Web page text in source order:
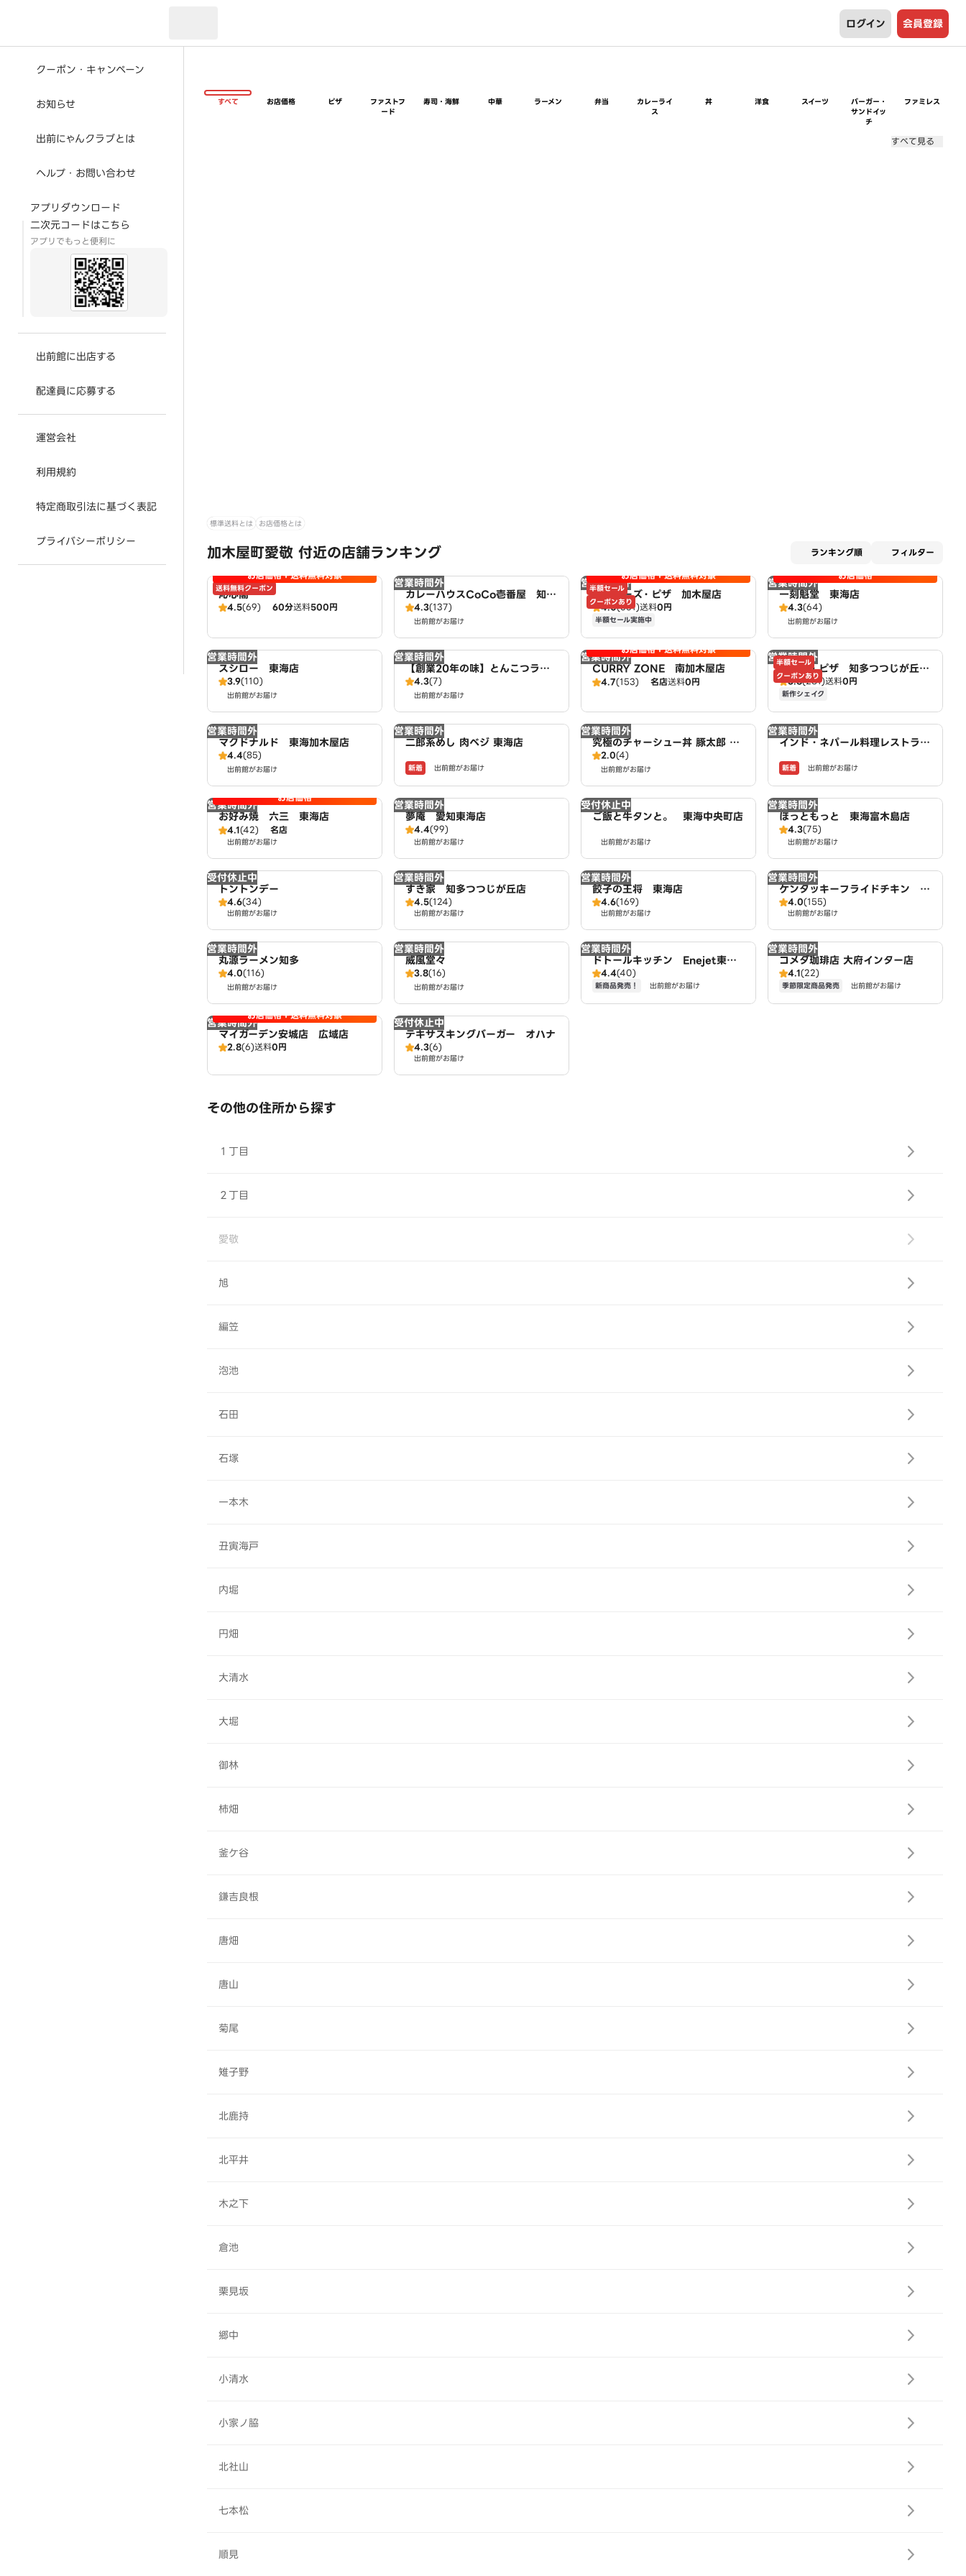
ログイン 会員登録
クーポン・キャンペーン
お知らせ
出前にゃんクラブとは
ヘルプ・お問い合わせ
アプリダウンロード
二次元コードはこちら
アプリでもっと便利に
出前館に出店する
配達員に応募する
運営会社
利用規約
特定商取引法に基づく表記
プライバシーポリシー
すべて お店価格 ピザ
ファストフ
ード
寿司・海鮮 中華 ラーメン 弁当
カレーライ
ス
丼 洋食 スイーツ
バーガー・
サンドイッ
チ
ファミレス
すべて見る
標準送料とは お店価格とは
加木屋町愛敬 付近の店舗ランキング ランキング順 フィルター
送料無料クーポン
お店価格＋送料無料対象
沁心閣
4.5(69) 60分送料500円
営業時間外
カレーハウスCoCo壱番屋 知多
新知店（SD）
4.3(137)
出前館がお届け
営業時間外
半額セール
クーポンあり
お店価格＋送料無料対象
アオキーズ・ピザ 加木屋店
4.0(361)送料0円
半額セール実施中
営業時間外 お店価格
一刻魁堂 東海店
4.3(64)
出前館がお届け
営業時間外
スシロー 東海店
3.9(110)
出前館がお届け
営業時間外
【創業20年の味】とんこつラー
メン・つけ麺 麺屋たけぞう
4.3(7)
出前館がお届け
営業時間外お店価格＋送料無料対象
CURRY ZONE 南加木屋店
4.7(153) 名店送料0円
営業時間外
半額セール
クーポンあり
ドミノ・ピザ 知多つつじが丘
店 Domino's
3.8(281)送料0円
新作シェイク
営業時間外
マクドナルド 東海加木屋店
4.4(85)
出前館がお届け
営業時間外
二郎系めし 肉ベジ 東海店
新着 出前館がお届け
営業時間外
究極のチャーシュー丼 豚太郎 東
海店
2.0(4)
出前館がお届け
営業時間外
インド・ネパール料理レストラン
新着 出前館がお届け
営業時間外 お店価格
お好み焼 六三 東海店
4.1(42) 名店
出前館がお届け
営業時間外
夢庵 愛知東海店
4.4(99)
出前館がお届け
受付休止中
ご飯と牛タンと。 東海中央町店
出前館がお届け
営業時間外
ほっともっと 東海富木島店
4.3(75)
出前館がお届け
受付休止中
トントンデー
4.6(34)
出前館がお届け
営業時間外
すき家 知多つつじが丘店
4.5(124)
出前館がお届け
営業時間外
餃子の王将 東海店
4.6(169)
出前館がお届け
営業時間外
ケンタッキーフライドチキン 東
海店
4.0(155)
出前館がお届け
営業時間外
丸源ラーメン知多
4.0(116)
出前館がお届け
営業時間外
威風堂々
3.8(16)
出前館がお届け
営業時間外
ドトールキッチン Enejet東海
加木屋店
4.4(40)
新商品発売！ 出前館がお届け
営業時間外
コメダ珈琲店 大府インター店
4.1(22)
季節限定商品発売 出前館がお届け
営業時間外お店価格＋送料無料対象
マイガーデン安城店 広域店
2.8(6)送料0円
受付休止中
テキサスキングバーガー オハナ
4.3(6)
出前館がお届け
その他の住所から探す
１丁目
２丁目
愛敬
旭
編笠
泡池
石田
石塚
一本木
丑寅海戸
内堀
円畑
大清水
大堀
御林
柿畑
釜ケ谷
鎌吉良根
唐畑
唐山
菊尾
雉子野
北鹿持
北平井
木之下
倉池
栗見坂
郷中
小清水
小家ノ脇
北社山
七本松
順見